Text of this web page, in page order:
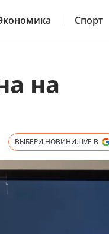
Спорт
на
ВЫБЕРИ НОВИНИ.LIVE В